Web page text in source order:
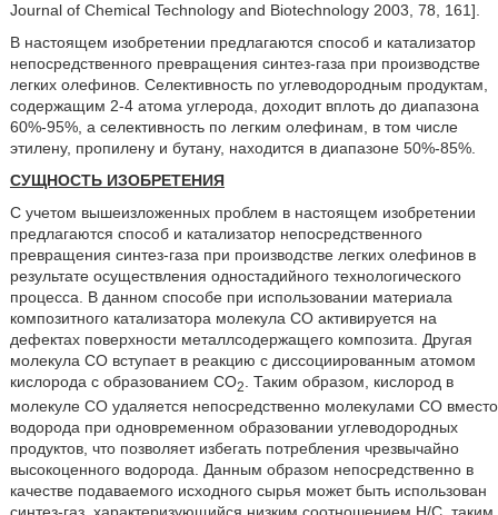
Journal of Chemical Technology and Biotechnology 2003, 78, 161].
В настоящем изобретении предлагаются способ и катализатор
непосредственного превращения синтез-газа при производстве
легких олефинов. Селективность по углеводородным продуктам,
содержащим 2-4 атома углерода, доходит вплоть до диапазона
60%-95%, а селективность по легким олефинам, в том числе
этилену, пропилену и бутану, находится в диапазоне 50%-85%.
СУЩНОСТЬ ИЗОБРЕТЕНИЯ
С учетом вышеизложенных проблем в настоящем изобретении
предлагаются способ и катализатор непосредственного
превращения синтез-газа при производстве легких олефинов в
результате осуществления одностадийного технологического
процесса. В данном способе при использовании материала
композитного катализатора молекула СО активируется на
дефектах поверхности металлсодержащего композита. Другая
молекула СО вступает в реакцию с диссоциированным атомом
кислорода с образованием СО2. Таким образом, кислород в
молекуле СО удаляется непосредственно молекулами СО вместо
водорода при одновременном образовании углеводородных
продуктов, что позволяет избегать потребления чрезвычайно
высокоценного водорода. Данным образом непосредственно в
качестве подаваемого исходного сырья может быть использован